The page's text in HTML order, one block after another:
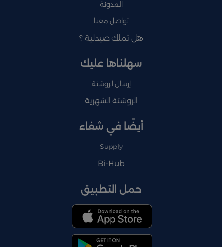
المدونة
تواصل معنا
هل تملك صيدلية ؟
سهلناها عليك
إرسال الروشتة
الروشتة الشهرية
أيضًا في شفاء
Supply
Bi-Hub
حمل التطبيق